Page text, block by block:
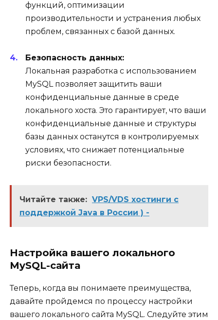
функций, оптимизации
производительности и устранения любых
проблем, связанных с базой данных.
Безопасность данных:
Локальная разработка с использованием
MySQL позволяет защитить ваши
конфиденциальные данные в среде
локального хоста. Это гарантирует, что ваши
конфиденциальные данные и структуры
базы данных останутся в контролируемых
условиях, что снижает потенциальные
риски безопасности.
Читайте также: VPS/VDS хостинги с
поддержкой Java в России ) -
Настройка вашего локального
MySQL-сайта
Теперь, когда вы понимаете преимущества,
давайте пройдемся по процессу настройки
вашего локального сайта MySQL. Следуйте этим